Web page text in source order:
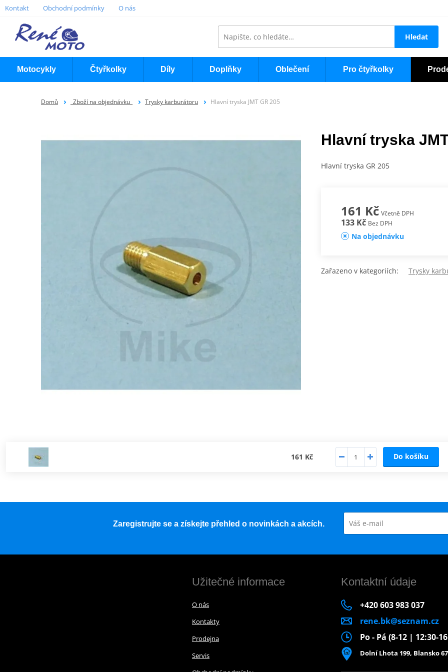
Kontakt Obchodní podmínky O nás
Hledat
Motocykly Čtyřkolky Díly Doplňky Oblečení Pro čtyřkolky
Domů _Zboží na objednávku_ Trysky karburátoru Hlavní tryska JMT GR 205
Hlavní tryska
Hlavní tryska GR 205
161 Kč Včetně DPH
133 Kč Bez DPH
Na objednávku
Zařazeno v kategoriích: Trysky
161 Kč Do košíku
Zaregistrujte se a získejte přehled o novinkách a akcích.
Užitečné informace
O nás
Kontakty
Prodejna
Servis
Kontaktní údaje
+420 603 983 037
rene.bk@seznam.cz
Po - Pá (8-12 | 12:30-
Dolní Lhota 199, Blansko